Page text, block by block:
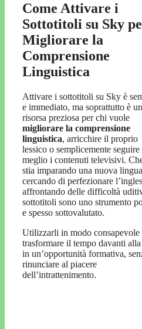
Come Attivare i
Sottotitoli su Sky
Migliorare la
Comprensione
Linguistica
Attivare i sottotitoli su Sky è
e immediato, ma soprattutto è
risorsa preziosa per chi vuole
migliorare la comprensione
linguistica, arricchire il proprio
lessico o semplicemente seguire
meglio i contenuti televisivi.
stia imparando una nuova
cercando di perfezionare
affrontando delle difficoltà
sottotitoli sono uno strumento
e spesso sottovalutato.
Utilizzarli in modo consapevole
trasformare il tempo davanti
in un’opportunità formativa,
rinunciare al piacere
dell’intrattenimento.